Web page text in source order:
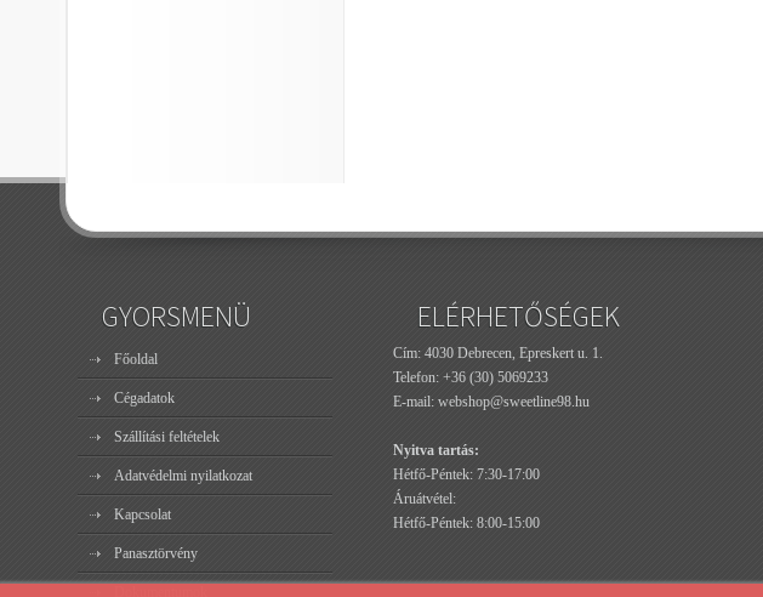
GYORSMENÜ
Főoldal
Cégadatok
Szállítási feltételek
Adatvédelmi nyilatkozat
Kapcsolat
Panasztörvény
ELÉRHETŐSÉGEK
Cím: 4030 Debrecen, Epreskert u. 1.
Telefon: +36 (30) 5069233
E-mail: webshop@sweetline98.hu
Nyitva tartás:
Hétfő-Péntek: 7:30-17:00
Áruátvétel:
Hétfő-Péntek: 8:00-15:00